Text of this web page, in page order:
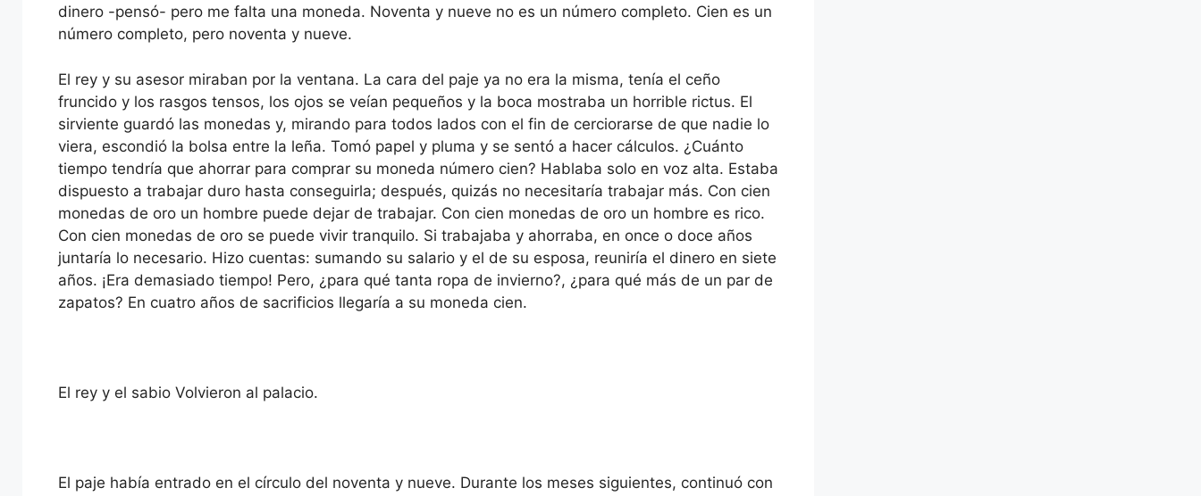
dinero -pensó- pero me falta una moneda. Noventa y nueve no es un número completo. Cien es un
número completo, pero noventa y nueve.
El rey y su asesor miraban por la ventana. La cara del paje ya no era la misma, tenía el ceño
fruncido y los rasgos tensos, los ojos se veían pequeños y la boca mostraba un horrible rictus. El
sirviente guardó las monedas y, mirando para todos lados con el fin de cerciorarse de que nadie lo
viera, escondió la bolsa entre la leña. Tomó papel y pluma y se sentó a hacer cálculos. ¿Cuánto
tiempo tendría que ahorrar para comprar su moneda número cien? Hablaba solo en voz alta. Estaba
dispuesto a trabajar duro hasta conseguirla; después, quizás no necesitaría trabajar más. Con cien
monedas de oro un hombre puede dejar de trabajar. Con cien monedas de oro un hombre es rico.
Con cien monedas de oro se puede vivir tranquilo. Si trabajaba y ahorraba, en once o doce años
juntaría lo necesario. Hizo cuentas: sumando su salario y el de su esposa, reuniría el dinero en siete
años. ¡Era demasiado tiempo! Pero, ¿para qué tanta ropa de invierno?, ¿para qué más de un par de
zapatos? En cuatro años de sacrificios llegaría a su moneda cien.
El rey y el sabio Volvieron al palacio.
El paje había entrado en el círculo del noventa y nueve. Durante los meses siguientes, continuó con